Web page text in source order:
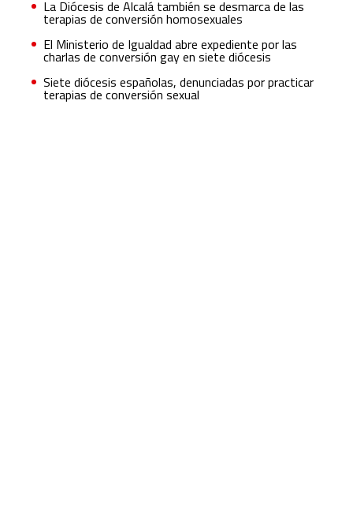
La Diócesis de Alcalá también se desmarca de las
terapias de conversión homosexuales
El Ministerio de Igualdad abre expediente por las
charlas de conversión gay en siete diócesis
Siete diócesis españolas, denunciadas por practicar
terapias de conversión sexual